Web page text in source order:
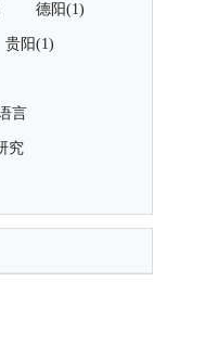
德阳(1)
贵阳(1)
言
究